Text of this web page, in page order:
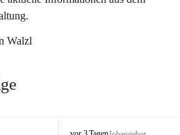
Walzl